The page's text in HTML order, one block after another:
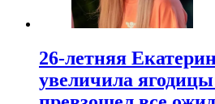
26-летняя
увеличила